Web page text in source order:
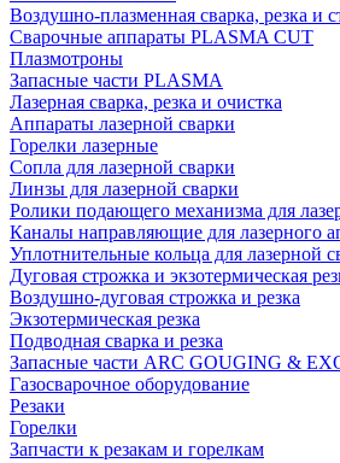
Воздушно-плазменная сварка, резка и
Сварочные аппараты PLASMA CUT
Плазмотроны
Запасные части PLASMA
Лазерная сварка, резка и очистка
Аппараты лазерной сварки
Горелки лазерные
Сопла для лазерной сварки
Линзы для лазерной сварки
Ролики подающего механизма для
Каналы направляющие для лазерного
Уплотнительные кольца для лазерной
Дуговая строжка и экзотермическая
Воздушно-дуговая строжка и резка
Экзотермическая резка
Подводная сварка и резка
Запасные части ARC GOUGING &
Газосварочное оборудование
Резаки
Горелки
Запчасти к резакам и горелкам